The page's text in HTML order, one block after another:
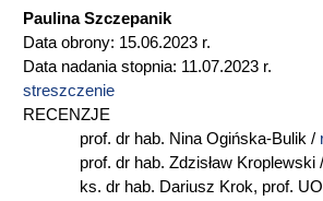
Paulina Szczepanik
Data obrony: 15.06.2023 r.
Data nadania stopnia: 11.07.2023 r.
streszczenie
RECENZJE
prof. dr hab. Nina Ogińska-Bulik /
prof. dr hab. Zdzisław Kroplewski /
ks. dr hab. Dariusz Krok, prof.